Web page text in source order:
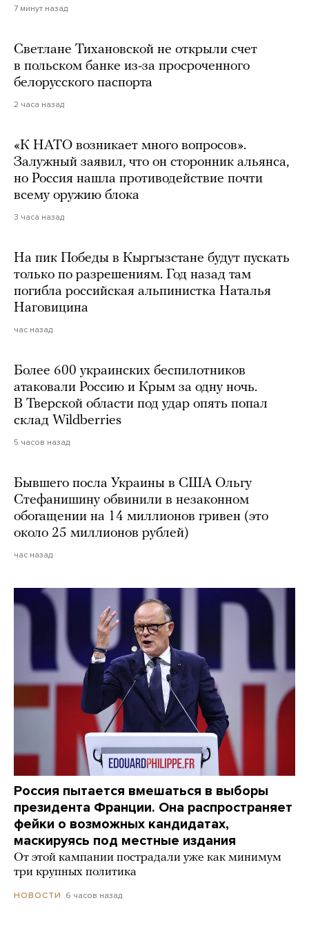
7 минут назад
Светлане Тихановской не открыли счет
в польском банке из-за просроченного
белорусского паспорта
2 часа назад
«К НАТО возникает много вопросов».
Залужный заявил, что он сторонник альянса,
но Россия нашла противодействие почти
всему оружию блока
3 часа назад
На пик Победы в Кыргызстане будут пускать
только по разрешениям. Год назад там
погибла российская альпинистка Наталья
Наговицина
час назад
Более 600 украинских беспилотников
атаковали Россию и Крым за одну ночь.
В Тверской области под удар опять попал
склад Wildberries
5 часов назад
Бывшего посла Украины в США Ольгу
Стефанишину обвинили в незаконном
обогащении на 14 миллионов гривен (это
около 25 миллионов рублей)
час назад
Россия пытается вмешаться в выборы
президента Франции. Она распространяет
фейки о возможных кандидатах,
маскируясь под местные издания
От этой кампании пострадали уже как минимум
три крупных политика
НОВОСТИ 6 часов назад